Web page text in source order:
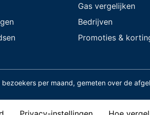
Gas vergelijken
Bedrijven
Promoties &
per maand, gemeten over de